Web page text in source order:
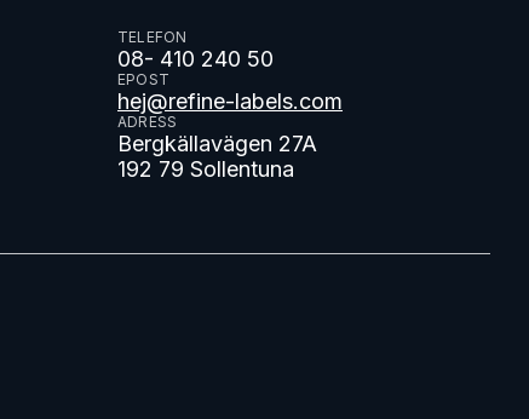
TELEFON
08- 410 240 50
EPOST
hej@refine-labels.com
ADRESS
Bergkällavägen 27A
192 79 Sollentuna